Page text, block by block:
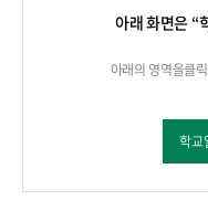
아래 화면은 “
아래의 영역을클
학교